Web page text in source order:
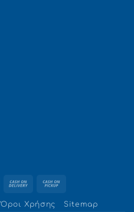
MasterCard
Cash
DeliveryPickup
Όροι Χρήσης Sitemap